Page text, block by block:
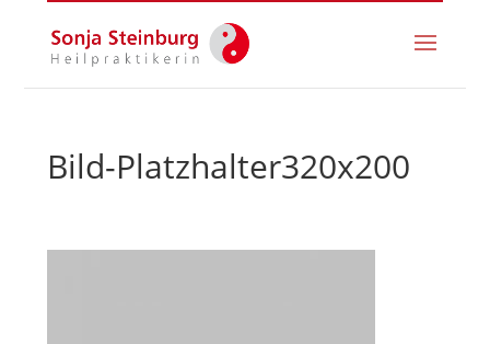
Bild-Platzhalter320x200